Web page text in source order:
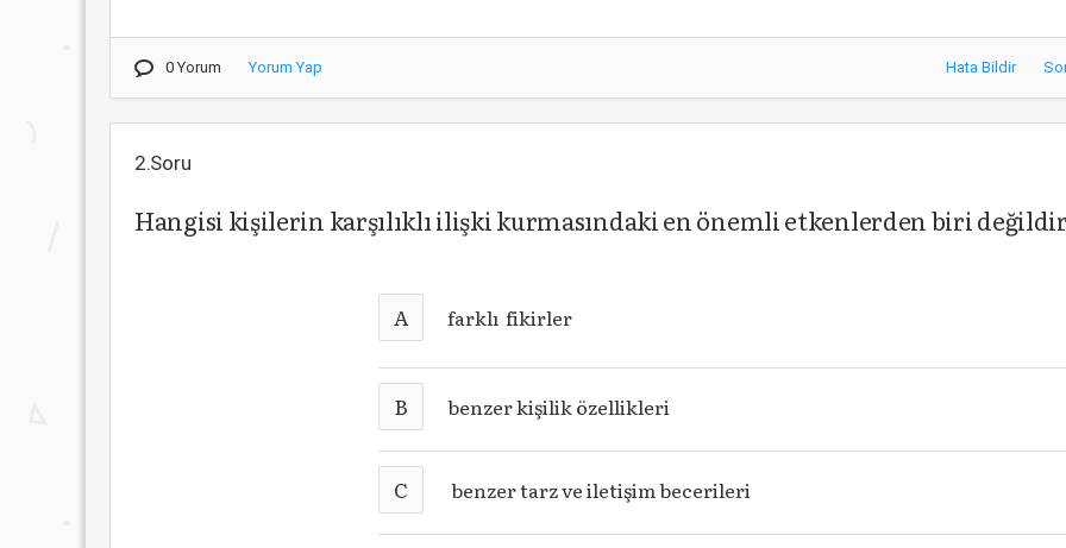
0 Yorum Yorum Yap Hata Bildir
2.Soru
Hangisi kişilerin karşılıklı ilişki kurmasındaki en önemli etkenlerden biri
A farklı fikirler
B benzer kişilik özellikleri
C benzer tarz ve iletişim becerileri